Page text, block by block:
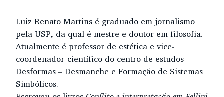
Luiz Renato Martins é graduado em jornalismo
pela USP, da qual é mestre e doutor em filosofia.
Atualmente é professor de estética e vice-
coordenador-científico do centro de estudos
Desformas – Desmanche e Formação de Sistemas
Simbólicos.